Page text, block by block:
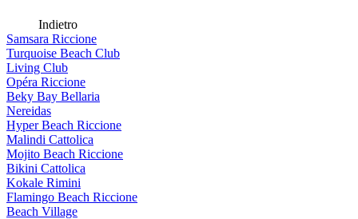
Indietro
Samsara Riccione
Turquoise Beach Club
Living Club
Opéra Riccione
Beky Bay Bellaria
Nereidas
Hyper Beach Riccione
Malindi Cattolica
Mojito Beach Riccione
Bikini Cattolica
Kokale Rimini
Flamingo Beach Riccione
Beach Village